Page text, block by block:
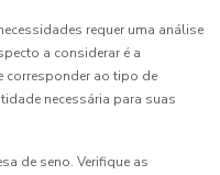
requer uma análise
a considerar é a
corresponder ao tipo de
necessária para suas
de seno. Verifique as